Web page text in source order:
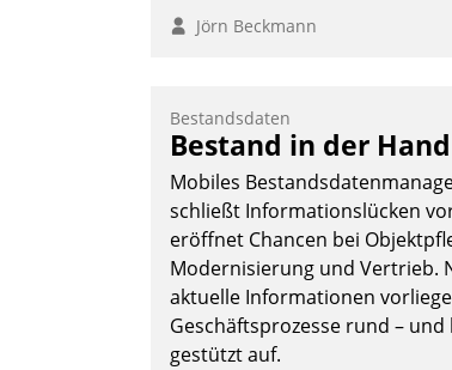
Jörn Beckmann
Bestandsdaten
Bestand in der Hand
Mobiles
schließt Informationslücken
eröffnet Chancen bei
Modernisierung und Vertrieb.
aktuelle Informationen
Geschäftsprozesse rund – und
gestützt auf.